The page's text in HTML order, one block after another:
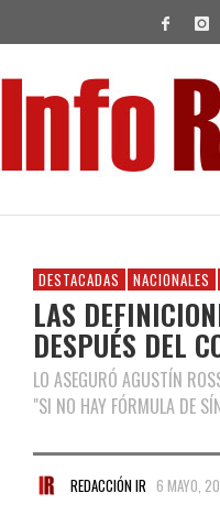
DESTACADAS NACIONALES
LAS
DESPUÉS DEL
LO ASEGURÓ AGUSTÍN
"SI NO HAY FÓRMULA DE
REDACCIÓN IR 6 MAYO,